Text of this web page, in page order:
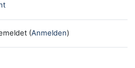
(Anmelden)